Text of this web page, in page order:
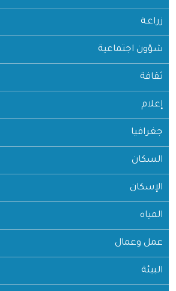
زراعـة
شؤون اجتماعية
ثقافة
إعلام
جغرافيا
السكان
الإسكان
المياه
عمل وعمال
البيئة